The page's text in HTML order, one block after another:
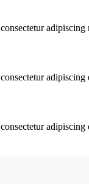
adipiscing